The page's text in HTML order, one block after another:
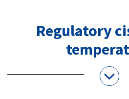
Regulatory